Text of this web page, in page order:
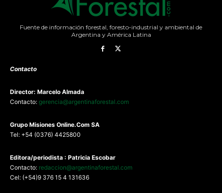
Fuente de información forestal, foresto-industrial y ambiental de
Argentina y América Latina
Contacto
Director: Marcelo Almada
Contacto: gerencia@argentinaforestal.com
Grupo Misiones Online.Com SA
Tel: +54 (0376) 4425800
Editora/periodista : Patricia Escobar
Contacto: redaccion@argentinaforestal.com
Cel: (+54)9 376 15 4 131636